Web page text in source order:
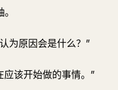
为原因会是什么？”
该开始做的事情。”